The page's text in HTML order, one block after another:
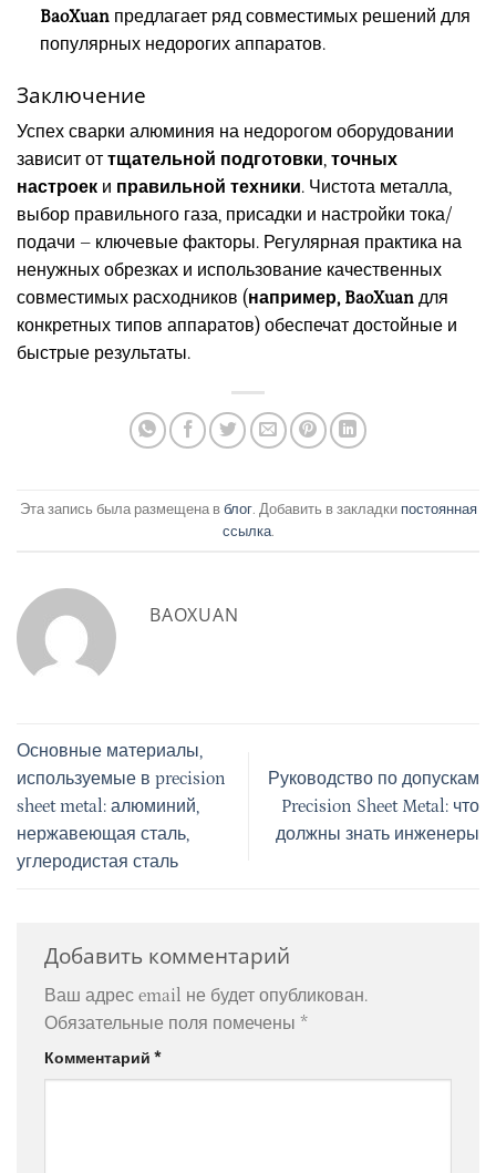
BaoXuanпредлагает ряд совместимых решений для
популярных недорогих аппаратов.
Заключение
Успех сварки алюминия на недорогом оборудовании
зависит от тщательной подготовки, точных
настроек и правильной техники. Чистота металла,
выбор правильного газа, присадки и настройки тока/
подачи – ключевые факторы. Регулярная практика на
ненужных обрезках и использование качественных
совместимых расходников (например, BaoXuan для
конкретных типов аппаратов) обеспечат достойные и
быстрые результаты.
Эта запись была размещена в блог. Добавить в закладки постоянная
ссылка.
BAOXUAN
Основные материалы,
используемые в precision
sheet metal: алюминий,
нержавеющая сталь,
углеродистая сталь
Руководство по допускам
Precision Sheet Metal: что
должны знать инженеры
Добавить комментарий
Ваш адрес email не будет опубликован.
Обязательные поля помечены *
Комментарий *